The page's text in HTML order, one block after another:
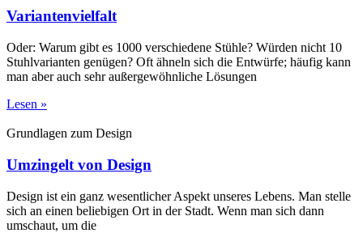
Variantenvielfalt
Oder: Warum gibt es 1000 verschiedene Stühle? Würden nicht 10
Stuhlvarianten genügen? Oft ähneln sich die Entwürfe; häufig kann
man aber auch sehr außergewöhnliche Lösungen
Lesen »
Grundlagen zum Design
Umzingelt von Design
Design ist ein ganz wesentlicher Aspekt unseres Lebens. Man stelle
sich an einen beliebigen Ort in der Stadt. Wenn man sich dann
umschaut, um die